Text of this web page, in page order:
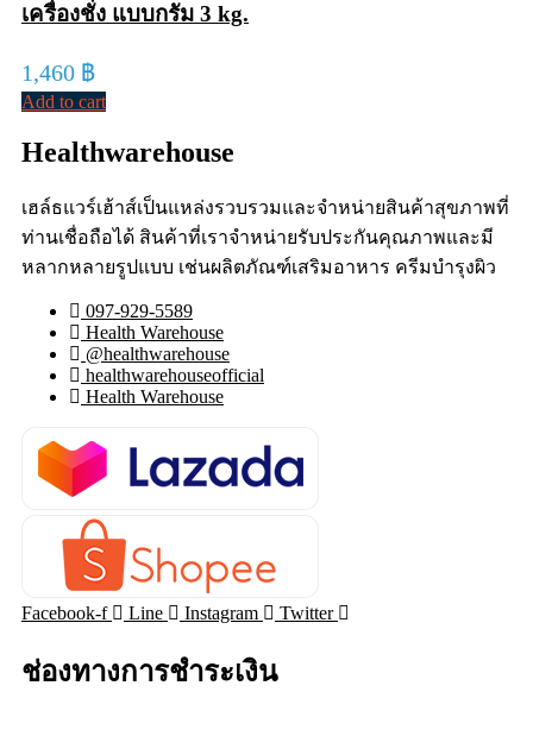
เครื่องชั่ง แบบกรัม 3 kg.
1,460 ฿
Add to cart
Healthwarehouse
เฮล์ธแวร์เฮ้าส์เป็นแหล่งรวบรวมและจำหน่ายสินค้าสุขภาพที่
ท่านเชื่อถือได้ สินค้าที่เราจำหน่ายรับประกันคุณภาพและมี
หลากหลายรูปแบบ เช่นผลิตภัณฑ์เสริมอาหาร ครีมบำรุงผิว
097-929-5589
Health Warehouse
@healthwarehouse
healthwarehouseofficial
Health Warehouse
Facebook-f Line Instagram Twitter
ช่องทางการชำระเงิน